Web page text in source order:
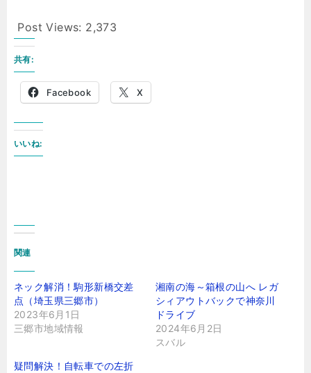
Post Views: 2,373
共有:
Facebook X
いいね:
関連
ネック解消！駒形新橋交差
点（埼玉県三郷市）
2023年6月1日
三郷市地域情報
湘南の海～箱根の山へ レガ
シィアウトバックで神奈川
ドライブ
2024年6月2日
スバル
疑問解決！自転車での左折